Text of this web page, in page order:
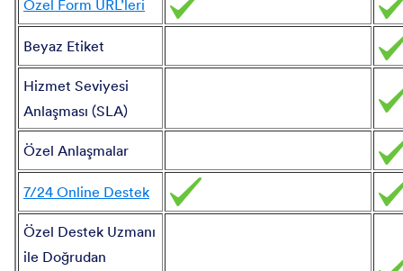
Özel Form URL’leri
Beyaz Etiket
Hizmet Seviyesi
Anlaşması (SLA)
Özel Anlaşmalar
7/24 Online Destek
Özel Destek Uzmanı
ile Doğrudan